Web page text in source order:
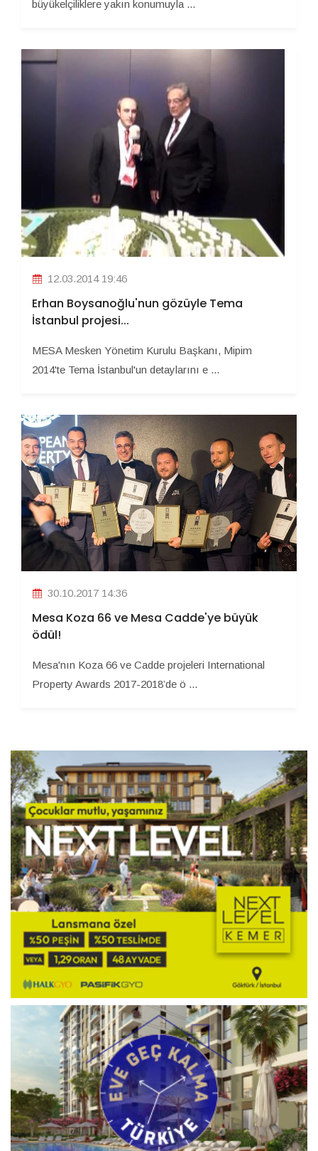
büyükelçiliklere yakın konumuyla ...
12.03.2014 19:46
Erhan Boysanoğlu'nun gözüyle Tema
İstanbul projesi...
MESA Mesken Yönetim Kurulu Başkanı, Mipim
2014'te Tema İstanbul'un detaylarını e ...
30.10.2017 14:36
Mesa Koza 66 ve Mesa Cadde'ye büyük
ödül!
Mesa'nın Koza 66 ve Cadde projeleri International
Property Awards 2017-2018’de ö ...